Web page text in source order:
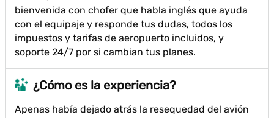
bienvenida con chofer que habla inglés que ayuda
con el equipaje y responde tus dudas, todos los
impuestos y tarifas de aeropuerto incluidos, y
soporte 24/7 por si cambian tus planes.
¿Cómo es la experiencia?
Apenas había dejado atrás la resequedad del avión